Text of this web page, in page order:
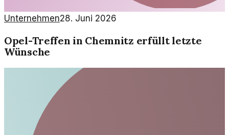
Unternehmen28. Juni 2026
Opel-Treffen in Chemnitz erfüllt letzte
Wünsche